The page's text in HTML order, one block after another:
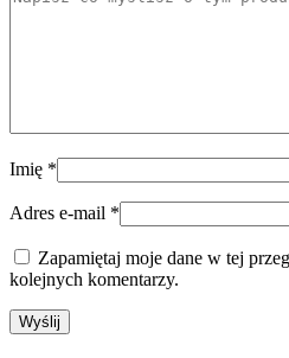
Imię *
Adres e-mail *
Zapamiętaj moje dane w tej
kolejnych komentarzy.